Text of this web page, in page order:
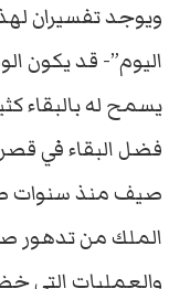
ويوجد تفسيران
اليوم”- قد يكون
يسمح له بالبقاء
فضل البقاء في
صيف منذ سنوات
الملك من تدهور
والعمليات التي